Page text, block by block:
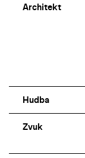
Architekt
Hudba
Zvuk